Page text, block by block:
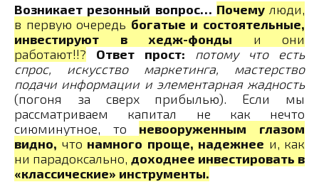
Возникает резонный вопрос… Почемулюди,
в первую очередь богатые и состоятельные,
инвестируют в хедж-фонды и они
работают!!?
Ответ прост:
потому что есть
спрос, искусство маркетинга, мастерство
подачи информации и элементарная жадность
(погоня за сверх прибылью). Если мы
рассматриваем капитал не как нечто
сиюминутное, то невооруженным глазом
видно, что намного проще, надежнее и, как
ни парадоксально, доходнее инвестировать в
«классические» инструменты.